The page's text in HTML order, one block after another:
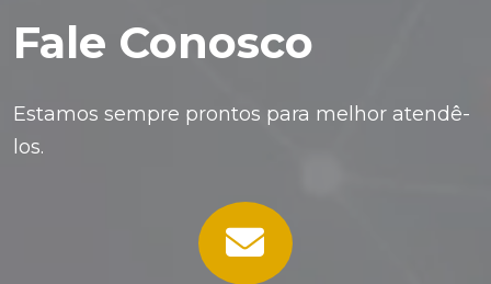
Fale Conosco
Estamos sempre prontos para melhor atendê-
los.